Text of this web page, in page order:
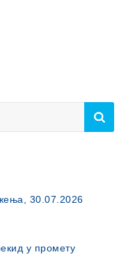
30.07.2026
у промету